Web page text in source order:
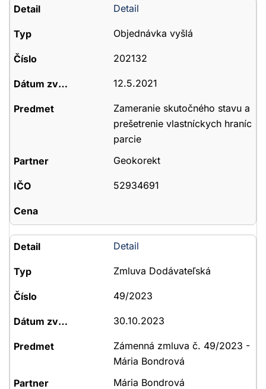
Detail
Objednávka vyšlá
202132
12.5.2021
Zameranie skutočného stavu a
prešetrenie vlastníckych hraníc
parcie
Geokorekt
52934691
Detail
Zmluva Dodávateľská
49/2023
30.10.2023
Zámenná zmluva č. 49/2023 -
Mária Bondrová
Mária Bondrová